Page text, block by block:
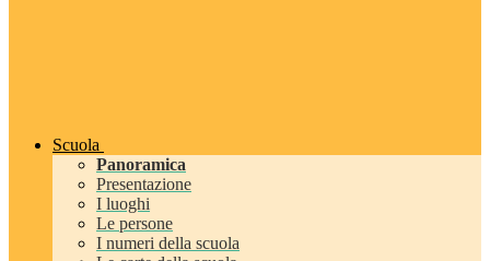
Scuola
Panoramica
Presentazione
I luoghi
Le persone
I numeri della scuola